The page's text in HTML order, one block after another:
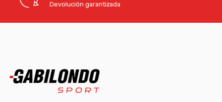
Devolución garantizada